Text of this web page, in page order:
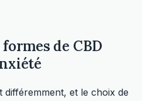
de CBD
différemment, et le choix de